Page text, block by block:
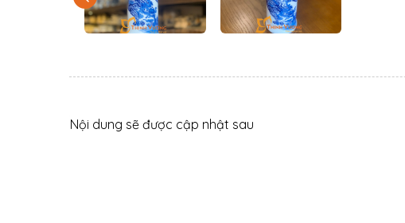
Nội dung sẽ được cập nhật sau